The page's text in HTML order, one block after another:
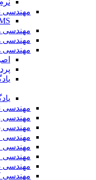
مهندسی
مهندسی
مهندسی
مهندسی
مهندسی
مهندسی
مهندسی
مهندسی
مهندسی
مهندسی
مهندسی